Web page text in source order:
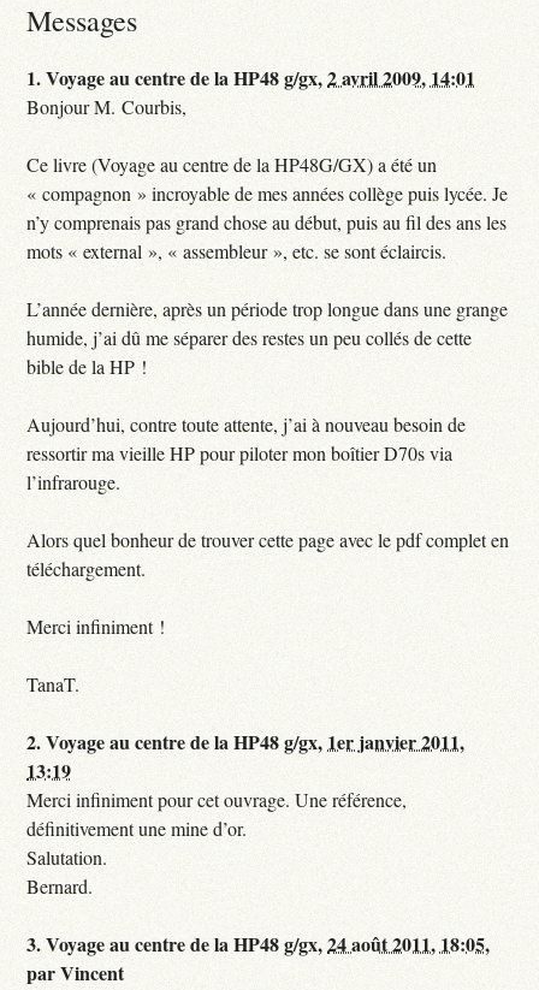
Messages
1.Voyage au centre de la HP48 g/gx,2 avril 2009, 14:01
Bonjour M. Courbis,
Ce livre (Voyage au centre de la HP48G/GX) a été un
« compagnon » incroyable de mes années collège puis lycée. Je
n’y comprenais pas grand chose au début, puis au fil des ans les
mots « external », « assembleur », etc. se sont éclaircis.
L’année dernière, après un période trop longue dans une grange
humide, j’ai dû me séparer des restes un peu collés de cette
bible de la HP !
Aujourd’hui, contre toute attente, j’ai à nouveau besoin de
ressortir ma vieille HP pour piloter mon boîtier D70s via
l’infrarouge.
Alors quel bonheur de trouver cette page avec le pdf complet en
téléchargement.
Merci infiniment !
TanaT.
2.Voyage au centre de la HP48 g/gx, 1er janvier 2011,
13:19
Merci infiniment pour cet ouvrage. Une référence,
définitivement une mine d’or.
Salutation.
Bernard.
3.Voyage au centre de la HP48 g/gx,24 août 2011, 18:05,
parVincent